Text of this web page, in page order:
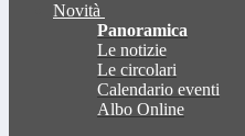
Novità
Panoramica
Le notizie
Le circolari
Calendario eventi
Albo Online